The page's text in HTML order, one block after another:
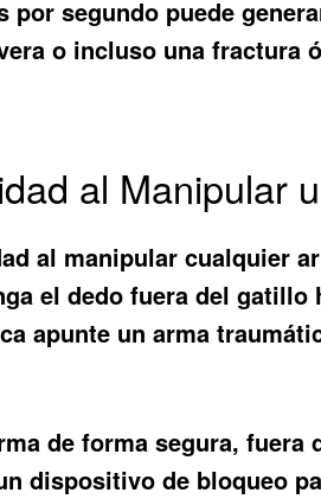
segundo puede
o incluso una fractura
al Manipular
al manipular cualquier
el dedo fuera del
apunte un arma
de forma segura,
dispositivo de bloqueo